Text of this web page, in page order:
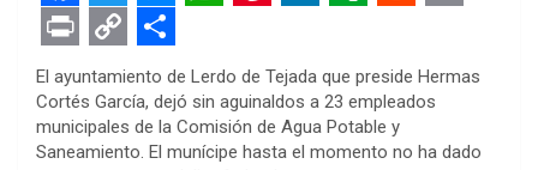
F
a
c
e
T
w
i
t
M
e
s
s
h
a
t
i
n
t
i
n
k
v
e
r
e
d
d
m
a
i
P
r
i
C
o
p
S
h
a
El ayuntamiento de Lerdo de Tejada que preside Hermas
Cortés García, dejó sin aguinaldos a 23 empleados
municipales de la Comisión de Agua Potable y
Saneamiento. El munícipe hasta el momento no ha dado